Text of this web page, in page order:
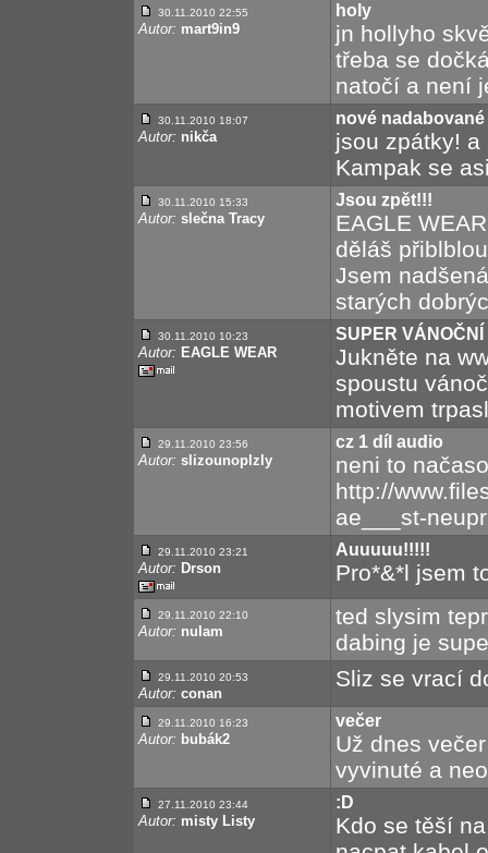
30.11.2010 22:55
Autor: mart9in9
holy
jn hollyho
třeba se
natočí a není
30.11.2010 18:07
Autor: nikča
nové
jsou zpátky! a
Kampak se
30.11.2010 15:33
Autor: slečna Tracy
Jsou zpět!!!
EAGLE
děláš
Jsem
starých
30.11.2010 10:23
Autor: EAGLE WEAR
SUPER
Jukněte na
spoustu
motivem
29.11.2010 23:56
Autor: slizounoplzly
cz 1 díl audio
neni to
http://
ae___st-
29.11.2010 23:21
Autor: Drson
Auuuuu!!!!!
Pro*&*l jsem
29.11.2010 22:10
Autor: nulam
ted slysim
dabing je
29.11.2010 20:53
Autor: conan
Sliz se vrací
29.11.2010 16:23
Autor: bubák2
večer
Už dnes
vyvinuté a
27.11.2010 23:44
Autor: misty Listy
:D
Kdo se těší